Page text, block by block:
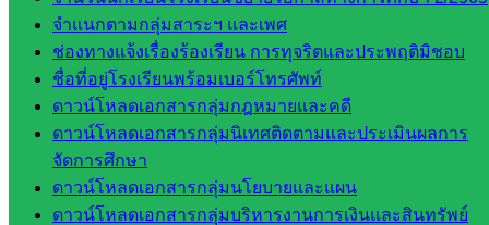
จำแนกตามกลุ่มสาระฯ และเพศ
ช่องทางแจ้งเรื่องร้องเรียน การทุจริตและประพฤติมิชอบ
ชื่อที่อยู่โรงเรียนพร้อมเบอร์โทรศัพท์
ดาวน์โหลดเอกสารกลุ่มกฎหมายและคดี
ดาวน์โหลดเอกสารกลุ่มนิเทศติดตามและประเมินผลการ
จัดการศึกษา
ดาวน์โหลดเอกสารกลุ่มนโยบายและแผน
ดาวน์โหลดเอกสารกลุ่มบริหารงานการเงินและสินทรัพย์
พัฒนาครู
และบุ
คลากรฯ
กลุ่มนิ
เทศ
ติดตาม
และประ
เมินผลฯ